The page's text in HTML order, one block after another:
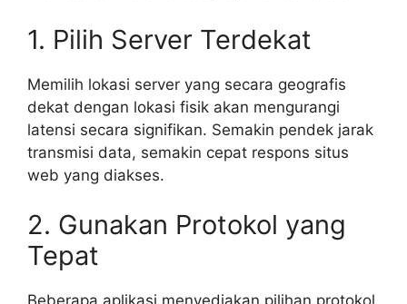
1. Pilih Server Terdekat
Memilih lokasi server yang secara geografis
dekat dengan lokasi fisik akan mengurangi
latensi secara signifikan. Semakin pendek jarak
transmisi data, semakin cepat respons situs
web yang diakses.
2. Gunakan Protokol yang
Tepat